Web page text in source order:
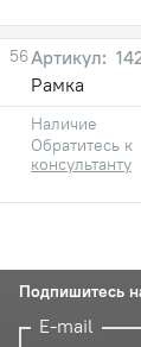
56
Рамка
Наличие
Обратитесь к
консультанту
Подпишитесь
E-mail